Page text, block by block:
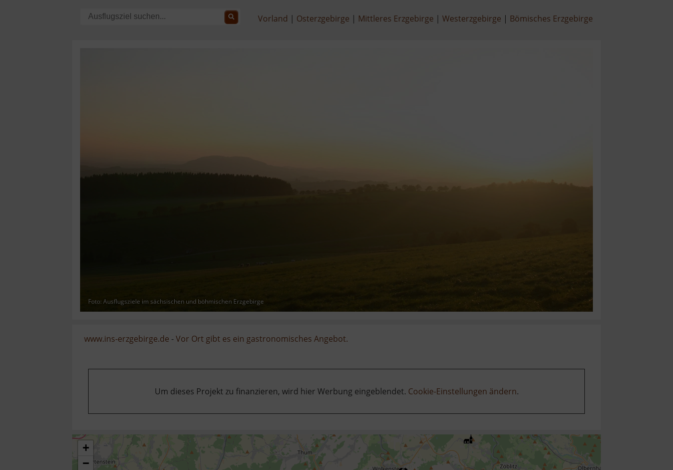
Vorland Osterzgebirge Mittleres Erzgebirge Westerzgebirge Bömisches Erzgebirge
Foto: Ausflugsziele im sächsischen und böhmischen Erzgebirge
www.ins-erzgebirge.de -Vor Ort gibt es ein gastronomisches Angebot.
Um dieses Projekt zu finanzieren, wird hier Werbung eingeblendet. Cookie-Einstellungen ändern.
+
−